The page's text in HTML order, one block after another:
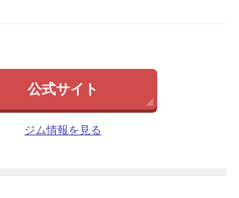
公式サイト
ジム情報を見る